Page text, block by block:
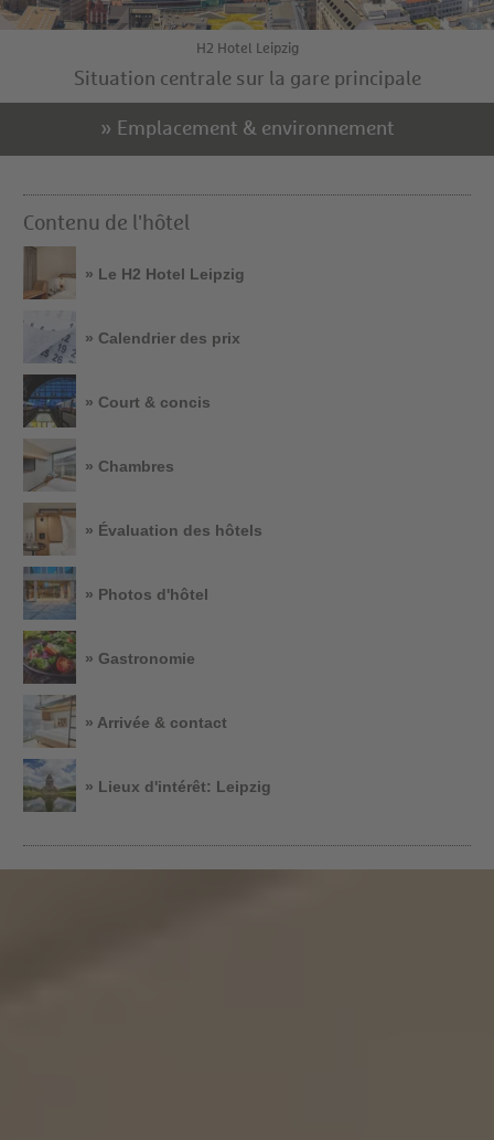
H2 Hotel Leipzig
Situation centrale sur la gare principale
» Emplacement & environnement
Contenu de l'hôtel
» Le H2 Hotel Leipzig
» Calendrier des prix
» Court & concis
» Chambres
» Évaluation des hôtels
» Photos d'hôtel
» Gastronomie
» Arrivée & contact
» Lieux d'intérêt: Leipzig